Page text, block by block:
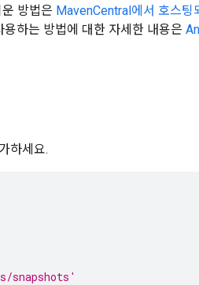
방법은 MavenCentral에서 호스팅
하는 방법에 대한 자세한 내용은
하세요.
snapshots'